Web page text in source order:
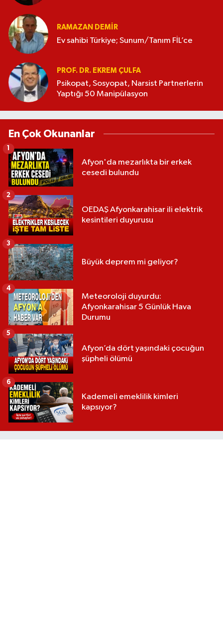
RAMAZAN DEMİR
Ev sahibi Türkiye; Sunum/Tanım FİL’ce
PROF. DR. EKREM ÇULFA
Psikopat, Sosyopat, Narsist Partnerlerin
Yaptığı 50 Manipülasyon
En Çok Okunanlar
Afyon'da mezarlıkta bir erkek
cesedi bulundu
1
OEDAŞ Afyonkarahisar ili elektrik
kesintileri duyurusu
2
Büyük deprem mi geliyor?
3
Meteoroloji duyurdu:
Afyonkarahisar 5 Günlük Hava
Durumu
4
Afyon’da dört yaşındaki çocuğun
şüpheli ölümü
5
Kademeli emeklilik kimleri
kapsıyor?
6